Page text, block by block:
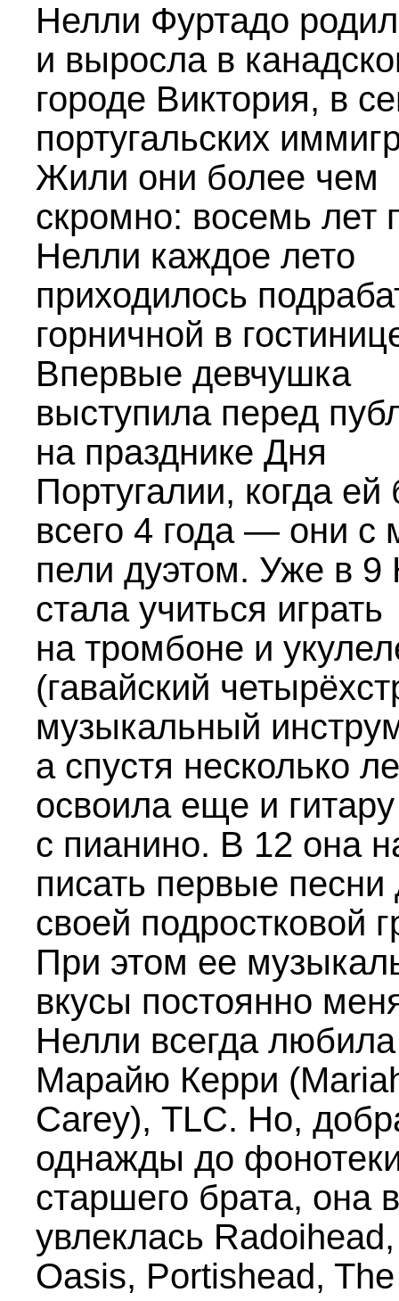
Нелли Фуртадо
и выросла в
городе Виктория, в
португальских
Жили они более чем
скромно: восемь лет
Нелли каждое лето
приходилось
горничной в
Впервые девчушка
выступила перед
на празднике Дня
Португалии, когда
всего 4 года — они с
пели дуэтом. Уже в 9
стала учиться играть
на тромбоне и
(гавайский
музыкальный
а спустя несколько
освоила еще и гитару
с пианино. В 12 она
писать первые песни
своей подростковой
При этом ее
вкусы постоянно
Нелли всегда
Марайю Керри
Carey), TLC. Но,
однажды до
старшего брата, она
увлеклась
Oasis, Portishead,